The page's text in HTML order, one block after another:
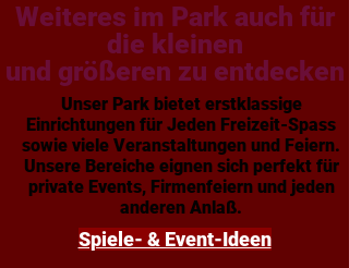
Weiteres im Park auch für
die kleinen
und größeren zu entdecken
Unser Park bietet erstklassige
Einrichtungen für Jeden Freizeit-Spass
sowie viele Veranstaltungen und Feiern.
Unsere Bereiche eignen sich perfekt für
private Events, Firmenfeiern und jeden
anderen Anlaß.
Spiele- & Event-Ideen